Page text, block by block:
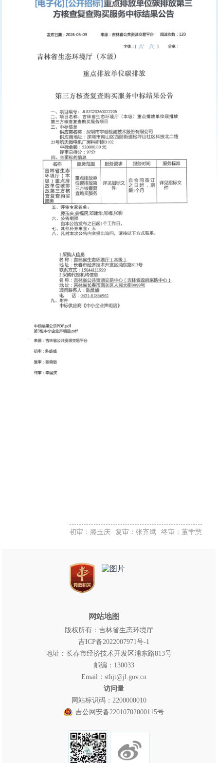
初审：滕玉庆 复审：张齐斌 终审：董学慧
网站地图
版权所有：吉林省生态环境厅
吉ICP备2022007971号-1
地址：长春市经济技术开发区浦东路813号
邮编：130033
Email：sthjt@jl.gov.cn
访问量
网站标识码：2200000010
吉公网安备22010702000115号